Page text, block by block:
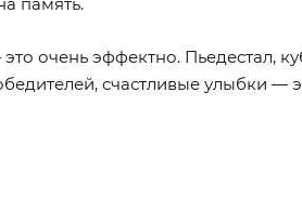
очень эффектно. Пьедестал,
счастливые улыбки —